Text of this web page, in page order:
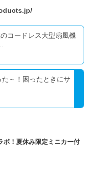
コードレス大型扇風機
～！困ったときにサ
！夏休み限定ミニカー付